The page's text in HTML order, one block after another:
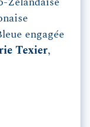
Zélandaise
engagée
Texier,